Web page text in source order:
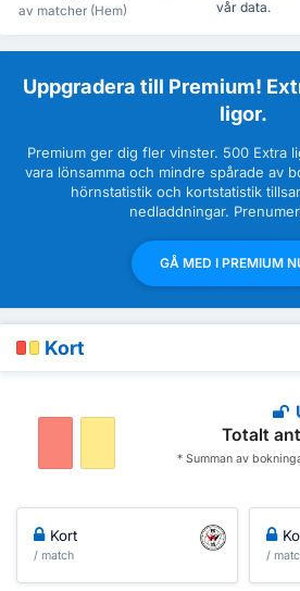
av matcher (Hem)
vår data.
Uppgradera till Premium!
ligor.
Premium ger dig fler vinster. 500 Extra
vara lönsamma och mindre spårade av
hörnstatistik och kortstatistik
nedladdningar.
GÅ MED I PREMIUM
Kort
Totalt
* Summan av
Kort
/ match /